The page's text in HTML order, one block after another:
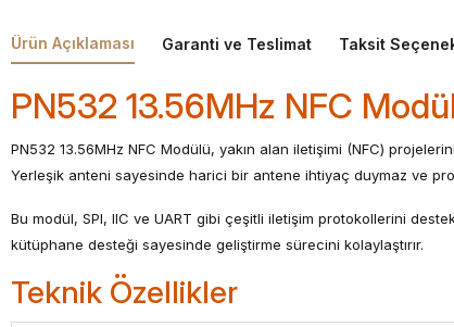
Ürün Açıklaması Garanti ve Teslimat Taksit
PN532 13.56MHz NFC
PN532 13.56MHz NFC Modülü, yakın alan iletişimi (NFC)
Yerleşik anteni sayesinde harici bir antene ihtiyaç duymaz ve
Bu modül, SPI, IIC ve UART gibi çeşitli iletişim protokollerini
kütüphane desteği sayesinde geliştirme sürecini kolaylaştırır.
Teknik Özellikler